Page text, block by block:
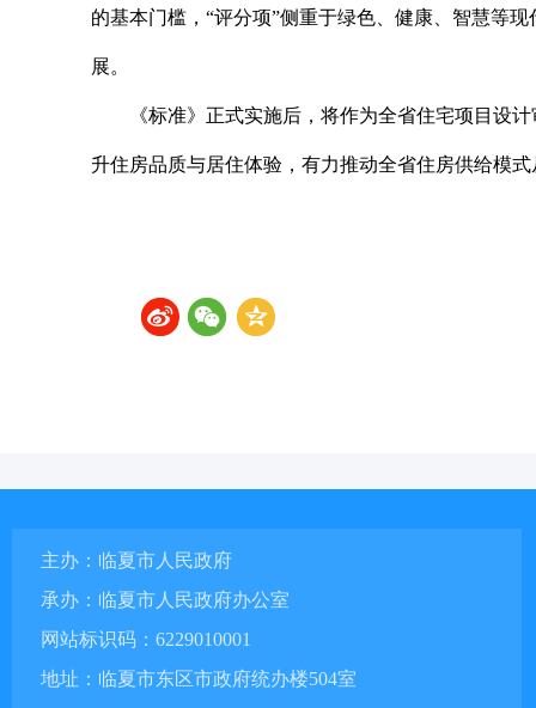
的基本门槛，“评分项”侧重于绿色、健康、智慧等
展。
《标准》正式实施后，将作为全省住宅项目设
升住房品质与居住体验，有力推动全省住房供给模
主办：临夏市人民政府
承办：临夏市人民政府办公室
网站标识码：6229010001
地址：临夏市东区市政府统办楼504室